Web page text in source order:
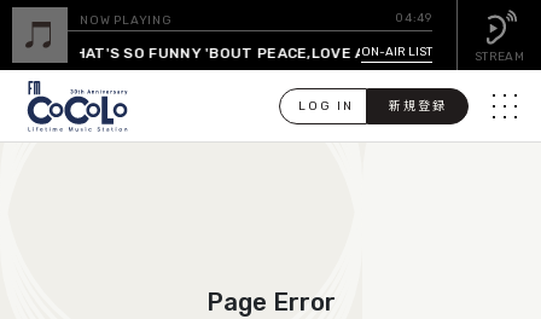
LOG IN 新規登録 メニ
NOW PLAYING 04:49
(WHAT'S SO FUNNY 'BOUT PEACE,LOVE AND UNDERSTANDING)/
ON-AIR LIST STREAM
Page Error